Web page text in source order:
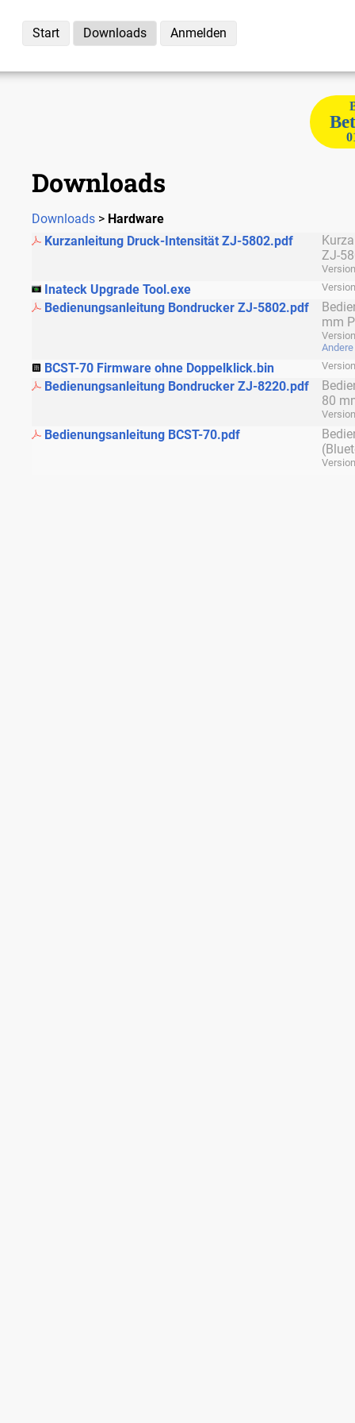
Start Downloads Anmelden
Downloads
Downloads > Hardware
Kurzanleitung Druck-Intensität ZJ-5802.pdf
ZJ-
Inateck Upgrade Tool.exe
Bedienungsanleitung Bondrucker ZJ-5802.pdf
mm
BCST-70 Firmware ohne Doppelklick.bin
Bedienungsanleitung Bondrucker ZJ-8220.pdf
80
Bedienungsanleitung BCST-70.pdf